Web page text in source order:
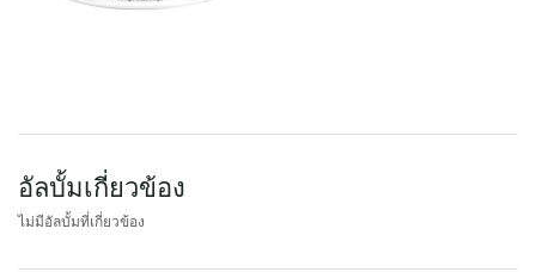
อัลบั้มเกี่ยวข้อง
ไม่มีอัลบั้มที่เกี่ยวข้อง